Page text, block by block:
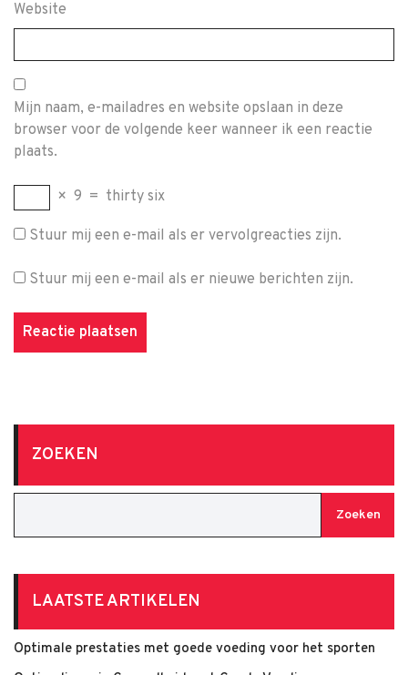
Website
Mijn naam, e-mailadres en website opslaan in deze
browser voor de volgende keer wanneer ik een reactie
plaats.
× 9 = thirty six
Stuur mij een e-mail als er vervolgreacties zijn.
Stuur mij een e-mail als er nieuwe berichten zijn.
ZOEKEN
Zoeken
LAATSTE ARTIKELEN
Optimale prestaties met goede voeding voor het sporten